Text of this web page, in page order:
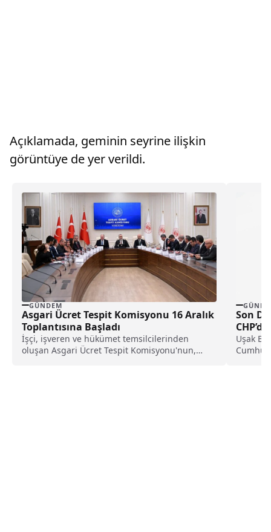
Açıklamada, geminin seyrine ilişkin
görüntüye de yer verildi.
GÜNDEM
Asgari Ücret Tespit Komisyonu 16 Aralık
Toplantısına Başladı
İşçi, işveren ve hükümet temsilcilerinden
oluşan Asgari Ücret Tespit Komisyonu'nun,
Son
Uşak